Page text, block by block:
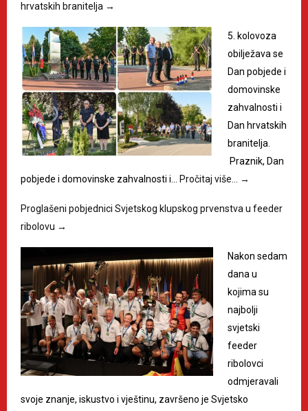
hrvatskih branitelja →
5. kolovoza
obilježava se
Dan pobjede i
domovinske
zahvalnosti i
Dan hrvatskih
branitelja.
Praznik, Dan
pobjede i domovinske zahvalnosti i… Pročitaj više… →
Proglašeni pobjednici Svjetskog klupskog prvenstva u feeder
ribolovu →
Nakon sedam
dana u
kojima su
najbolji
svjetski
feeder
ribolovci
odmjeravali
svoje znanje, iskustvo i vještinu, završeno je Svjetsko